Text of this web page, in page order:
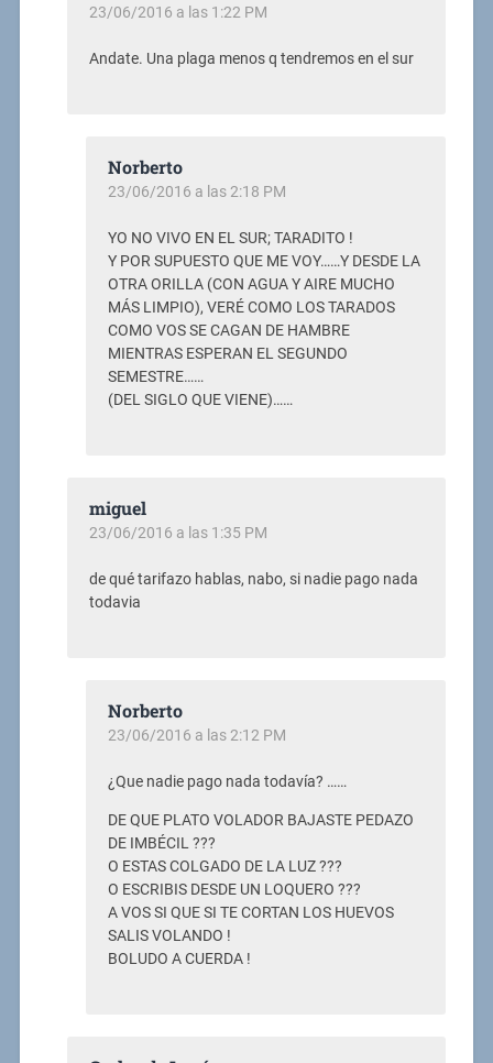
23/06/2016 a las 1:22 PM
Andate. Una plaga menos q tendremos en el sur
Norberto
23/06/2016 a las 2:18 PM
YO NO VIVO EN EL SUR; TARADITO !
Y POR SUPUESTO QUE ME VOY……Y DESDE LA
OTRA ORILLA (CON AGUA Y AIRE MUCHO
MÁS LIMPIO), VERÉ COMO LOS TARADOS
COMO VOS SE CAGAN DE HAMBRE
MIENTRAS ESPERAN EL SEGUNDO
SEMESTRE……
(DEL SIGLO QUE VIENE)……
miguel
23/06/2016 a las 1:35 PM
de qué tarifazo hablas, nabo, si nadie pago nada
todavia
Norberto
23/06/2016 a las 2:12 PM
¿Que nadie pago nada todavía? ……
DE QUE PLATO VOLADOR BAJASTE PEDAZO
DE IMBÉCIL ???
O ESTAS COLGADO DE LA LUZ ???
O ESCRIBIS DESDE UN LOQUERO ???
A VOS SI QUE SI TE CORTAN LOS HUEVOS
SALIS VOLANDO !
BOLUDO A CUERDA !